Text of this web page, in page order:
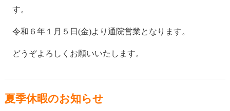
す。
令和６年１月５日(金)より通院営業となります。
どうぞよろしくお願いいたします。
夏季休暇のお知らせ